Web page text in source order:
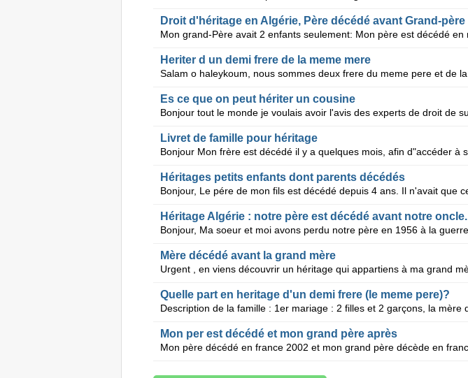
Droit d'héritage en Algérie, Père décédé avant Grand-père
Heriter d un demi frere de la meme mere
Es ce que on peut hériter un cousine
Livret de famille pour héritage
Héritages petits enfants dont parents décédés
Héritage Algérie : notre père est décédé avant notre oncle.
Mère décédé avant la grand mère
Quelle part en heritage d'un demi frere (le meme pere)?
Mon per est décédé et mon grand père après